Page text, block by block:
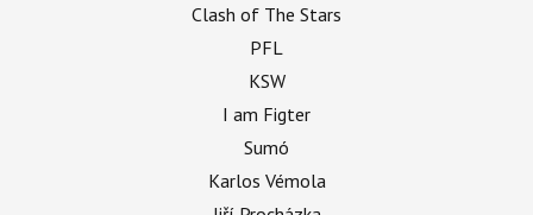
Clash of The Stars
PFL
KSW
I am Figter
Sumó
Karlos Vémola